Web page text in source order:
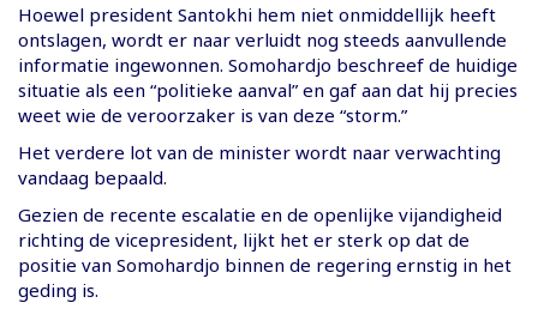
Hoewel president Santokhi hem niet onmiddellijk heeft
ontslagen, wordt er naar verluidt nog steeds aanvullende
informatie ingewonnen. Somohardjo beschreef de huidige
situatie als een “politieke aanval” en gaf aan dat hij precies
weet wie de veroorzaker is van deze “storm.”
Het verdere lot van de minister wordt naar verwachting
vandaag bepaald.
Gezien de recente escalatie en de openlijke vijandigheid
richting de vicepresident, lijkt het er sterk op dat de
positie van Somohardjo binnen de regering ernstig in het
geding is.